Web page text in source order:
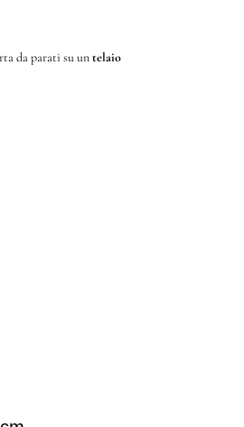
da parati su untelaio